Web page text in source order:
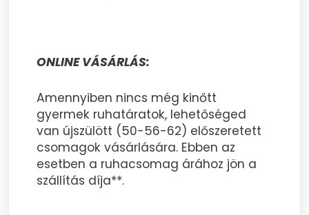
ONLINE VÁSÁRLÁS:
Amennyiben nincs még kinőtt
gyermek ruhatáratok, lehetőséged
van újszülött (50-56-62) előszeretett
csomagok vásárlására. Ebben az
esetben a ruhacsomag árához jön a
szállítás díja**.